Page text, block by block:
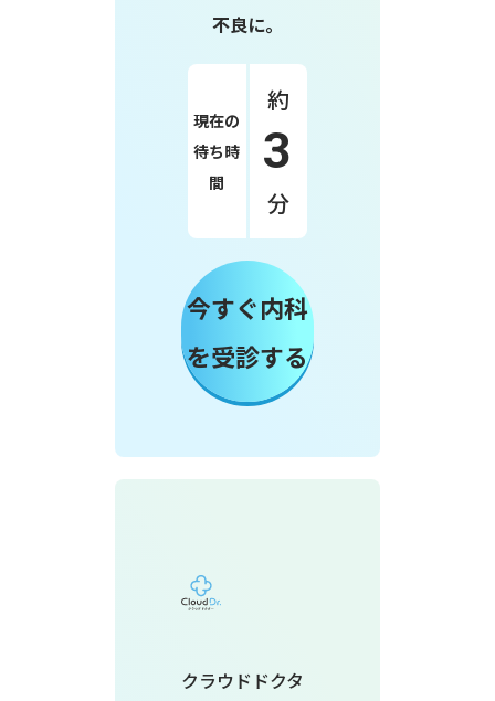
不良に。
現在の
待ち時
間
約
3
分
今すぐ内科
を受診する
クラウドドクタ